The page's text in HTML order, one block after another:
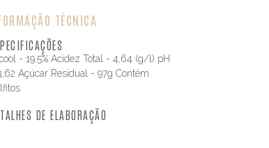
TÉCNICA
- 19.5% Acidez Total - 4,64 (g/l) pH
Açúcar Residual - 97g Contém
DE ELABORAÇÃO